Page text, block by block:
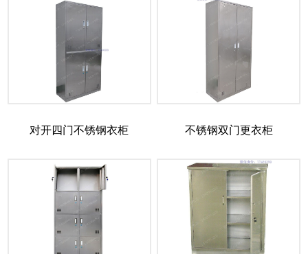
对开四门不锈钢衣柜 不锈钢双门更衣柜